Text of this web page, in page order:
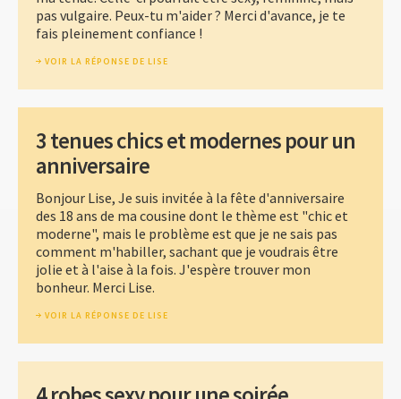
pas vulgaire. Peux-tu m'aider ? Merci d'avance, je te
fais pleinement confiance !
VOIR LA RÉPONSE DE LISE
3 tenues chics et modernes pour un
anniversaire
Bonjour Lise, Je suis invitée à la fête d'anniversaire
des 18 ans de ma cousine dont le thème est "chic et
moderne", mais le problème est que je ne sais pas
comment m'habiller, sachant que je voudrais être
jolie et à l'aise à la fois. J'espère trouver mon
bonheur. Merci Lise.
VOIR LA RÉPONSE DE LISE